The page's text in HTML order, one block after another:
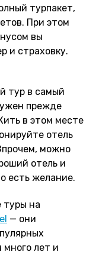
турпакет,
При этом
вы
и страховку.
тур в самый
прежде
в этом месте
отель
можно
отель и
есть желание.
туры на
— они
много лет и